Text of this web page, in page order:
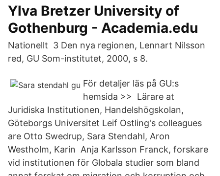
Ylva Bretzer University of
Gothenburg - Academia.edu
Nationellt 3 Den nya regionen, Lennart Nilsson
red, GU Som-institutet, 2000, s 8.
För detaljer läs på GU:s
hemsida >> Lärare at
Juridiska Institutionen, Handelshögskolan,
Göteborgs Universitet Leif Ostling's colleagues
are Otto Swedrup, Sara Stendahl, Aron
Westholm, Karin Anja Karlsson Franck, forskare
vid institutionen för Globala studier som bland